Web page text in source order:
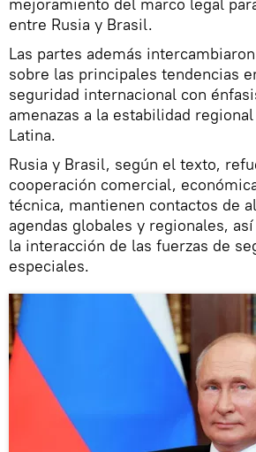
entre Rusia y Brasil.
Las partes además
sobre las principales tendencias
seguridad internacional con
amenazas a la estabilidad
Latina.
Rusia y Brasil, según el texto,
cooperación comercial,
técnica, mantienen contactos de
agendas globales y regionales,
la interacción de las fuerzas de
especiales.